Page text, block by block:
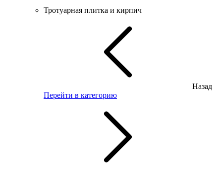
Тротуарная плитка и кирпич
Назад
Перейти в категорию